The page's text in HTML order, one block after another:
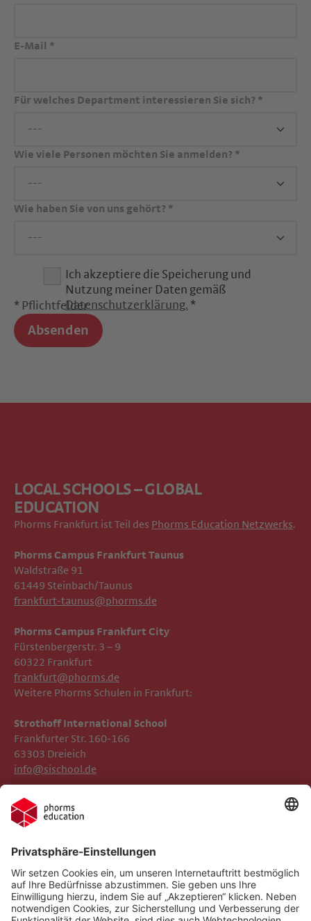
E-Mail *
Für welches Department interessieren Sie sich? *
Wie viele Personen möchten Sie anmelden? *
Wie haben Sie von uns gehört? *
Ich akzeptiere die Speicherung und
Nutzung meiner Daten gemäß
Datenschutzerklärung. *
* Pflichtfelder
Absenden
LOCAL SCHOOLS – GLOBAL
EDUCATION
Phorms Frankfurt ist Teil des Phorms Education Netzwerks.
Phorms Campus Frankfurt Taunus
Waldstraße 91
61449 Steinbach/Taunus
frankfurt-taunus@phorms.de
Phorms Campus Frankfurt City
Fürstenbergerstr. 3 – 9
60322 Frankfurt
frankfurt@phorms.de
Datenschutz
Gender-Hinweis
Compliance
Social Media Netiquette
Cookie-Einstellungen
Implementierte Technologien
Weitere Phorms Schulen in Frankfurt:
Strothoff International School ​​​​​​
Frankfurter Str. 160-166
63303 Dreieich
info@sischool.de